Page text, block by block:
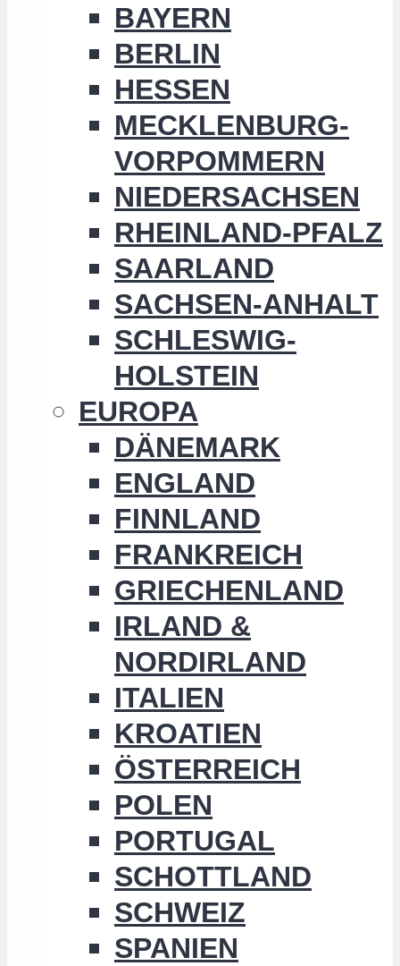
BAYERN
BERLIN
HESSEN
MECKLENBURG-
VORPOMMERN
NIEDERSACHSEN
RHEINLAND-PFALZ
SAARLAND
SACHSEN-ANHALT
SCHLESWIG-
HOLSTEIN
EUROPA
DÄNEMARK
ENGLAND
FINNLAND
FRANKREICH
GRIECHENLAND
IRLAND &
NORDIRLAND
ITALIEN
KROATIEN
ÖSTERREICH
POLEN
PORTUGAL
SCHOTTLAND
SCHWEIZ
SPANIEN